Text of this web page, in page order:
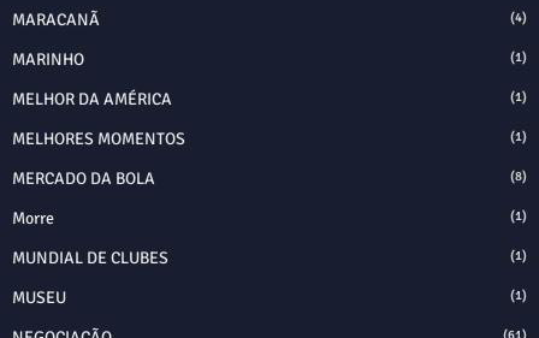
MARACANÃ (4)
MARINHO (1)
MELHOR DA AMÉRICA (1)
MELHORES MOMENTOS (1)
MERCADO DA BOLA (8)
Morre (1)
MUNDIAL DE CLUBES (1)
MUSEU (1)